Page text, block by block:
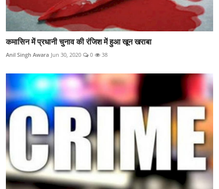
कमासिन में प्रधानी चुनाव की रंजिश में हुआ खून खराबा
Anil Singh Awara Jun 30, 2020 0 38